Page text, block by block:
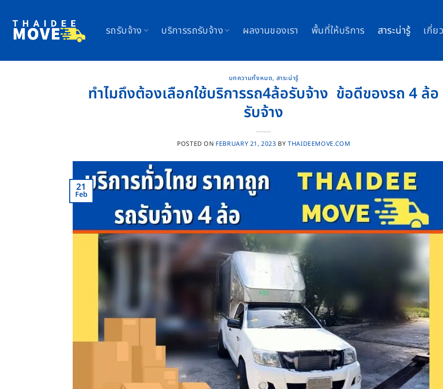
content
รถรับจ้าง บริการรถรับจ้าง ผลงานของเรา พื้นที่ให้บริการ สาระน่ารู้ เกี่ย
บทความทั้งหมด, สาระน่ารู้
ทำไมถึงต้องเลือกใช้บริการรถ4ล้อรับจ้าง ข้อดีของรถ 4 ล้อ
รับจ้าง
POSTED ON FEBRUARY 21, 2023 BYTHAIDEEMOVE.COM
21
Feb